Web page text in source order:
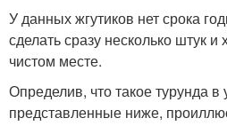
У данных жгутиков нет срока
сделать сразу несколько штук и
чистом месте.
Определив, что такое турунда в
представленные ниже,